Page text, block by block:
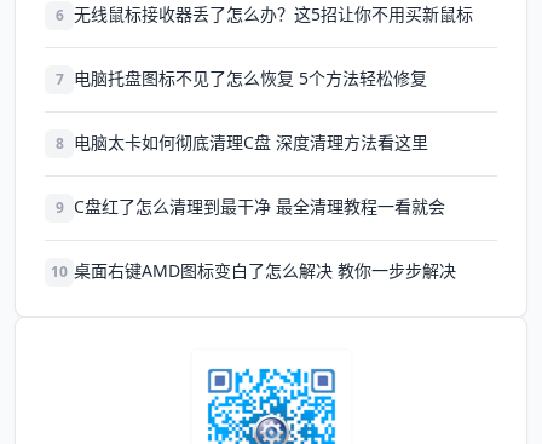
6 无线鼠标接收器丢了怎么办？这5招让你不用买新鼠标
7 电脑托盘图标不见了怎么恢复 5个方法轻松修复
8 电脑太卡如何彻底清理C盘 深度清理方法看这里
9 C盘红了怎么清理到最干净 最全清理教程一看就会
10 桌面右键AMD图标变白了怎么解决 教你一步步解决